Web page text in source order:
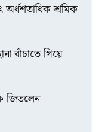
অর্ধশতাধিক শ্রমিক
বাঁচাতে গিয়ে
জিতলেন